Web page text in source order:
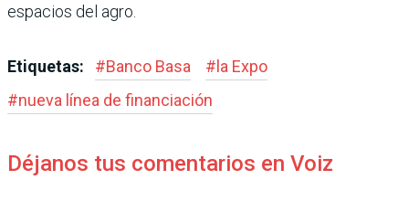
espacios del agro.
Etiquetas: #Banco Basa #la Expo
#nueva línea de financiación
Déjanos tus comentarios en Voiz